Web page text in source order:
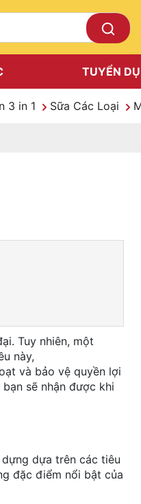
TUYỂN
3 in 1 Sữa Các Loại
Tuy nhiên, một
này,
và bảo vệ quyền lợi
sẽ nhận được khi
dựa trên các tiêu
đặc điểm nổi bật của